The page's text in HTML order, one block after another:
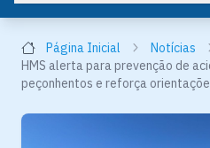
Página Inicial Notícias
HMS alerta para prevenção de
peçonhentos e reforça